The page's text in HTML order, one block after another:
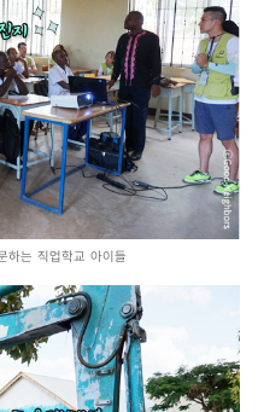
하는 직업학교 아이들